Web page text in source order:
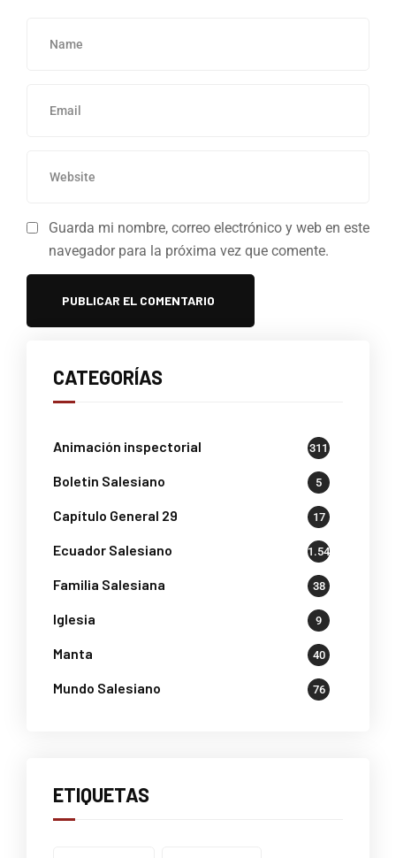
Guarda mi nombre, correo electrónico y web en este
navegador para la próxima vez que comente.
CATEGORÍAS
Animación inspectorial 311
Boletin Salesiano 5
Capítulo General 29 17
Ecuador Salesiano 1.541
Familia Salesiana 38
Iglesia 9
Manta 40
Mundo Salesiano 76
ETIQUETAS